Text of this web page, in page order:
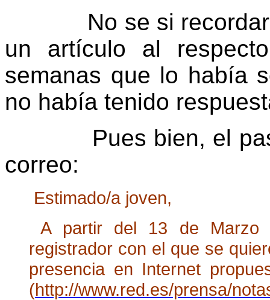
No se si
un artículo al
semanas que lo había
no había tenido
Pues bien, el
correo:
Estimado/a joven,
A partir del 13 de Marzo
registrador con el que se
presencia en Internet
(http://www.red.es/prensa/